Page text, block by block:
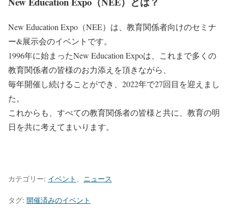
New Education Expo（NEE）は、教育関係者向けのセミナ
ー&展示会のイベントです。
1996年に始まったNew Education Expoは、これまで多くの
教育関係者の皆様のお力添えを頂きながら、
毎年開催し続けることができ、2022年で27回目を迎えまし
た。
これからも、すべての教育関係者の皆様と共に、教育の明
日を共に考えてまいります。
カテゴリー: イベント ニュース
タグ: 開催済みのイベント